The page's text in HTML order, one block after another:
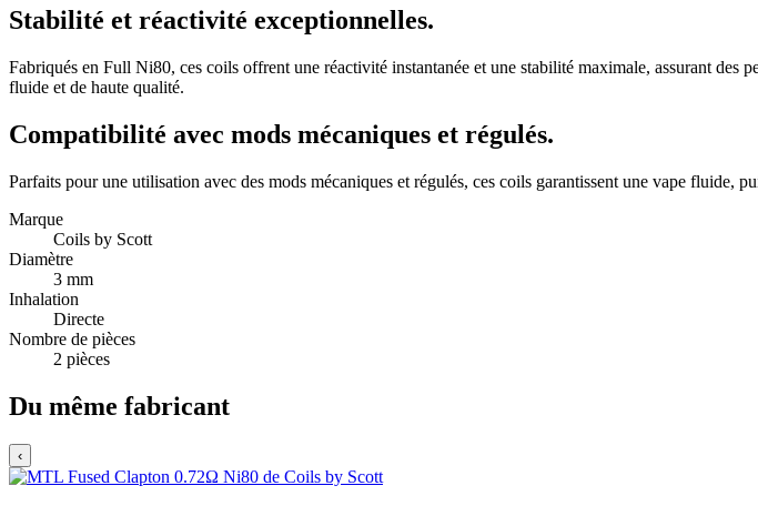
Stabilité et réactivité exceptionnelles.
Fabriqués en Full Ni80, ces coils offrent une réactivité instantanée et une stabilité maximale, assurant des
fluide et de haute qualité.
Compatibilité avec mods mécaniques et régulés.
Parfaits pour une utilisation avec des mods mécaniques et régulés, ces coils garantissent une vape fluide,
Marque
Coils by Scott
Diamètre
3 mm
Inhalation
Directe
Nombre de pièces
2 pièces
Du même fabricant
‹